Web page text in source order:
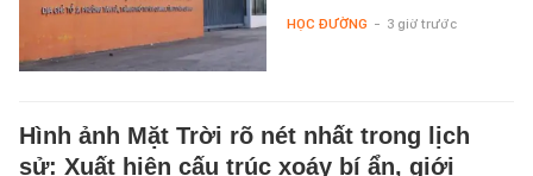
HỌC ĐƯỜNG - 3 giờ trước
Hình ảnh Mặt Trời rõ nét nhất trong lịch
sử: Xuất hiện cấu trúc xoáy bí ẩn, giới